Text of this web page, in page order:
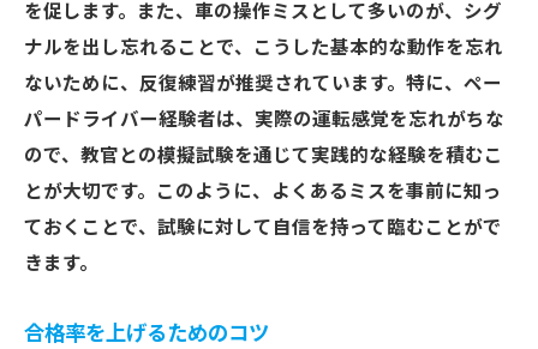
を促します。また、車の操作ミスとして多いのが、シグ
ナルを出し忘れることで、こうした基本的な動作を忘れ
ないために、反復練習が推奨されています。特に、ペー
パードライバー経験者は、実際の運転感覚を忘れがちな
ので、教官との模擬試験を通じて実践的な経験を積むこ
とが大切です。このように、よくあるミスを事前に知っ
ておくことで、試験に対して自信を持って臨むことがで
きます。
合格率を上げるためのコツ